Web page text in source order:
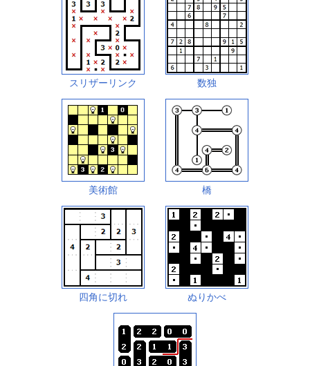
スリザーリンク 数独
美術館 橋
四角に切れ ぬりかべ